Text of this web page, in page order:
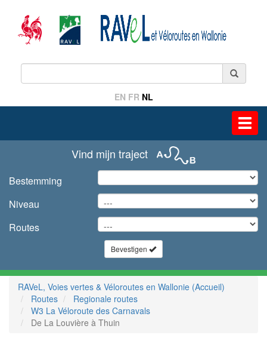
EN FR NL
Vind mijn traject
Bestemming
Niveau
Routes
Bevestigen
RAVeL, Voies vertes & Véloroutes en Wallonie (Accueil)
Routes
Regionale routes
W3 La Véloroute des Carnavals
De La Louvière à Thuin